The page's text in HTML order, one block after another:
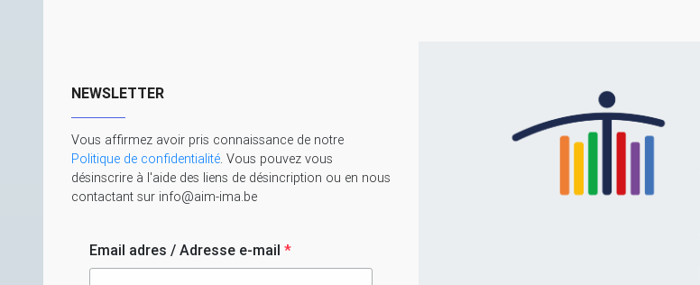
NEWSLETTER
Vous affirmez avoir pris connaissance de notre
Politique de confidentialité. Vous pouvez vous
désinscrire à l'aide des liens de désincription ou en nous
contactant sur info@aim-ima.be
Email adres / Adresse e-mail *